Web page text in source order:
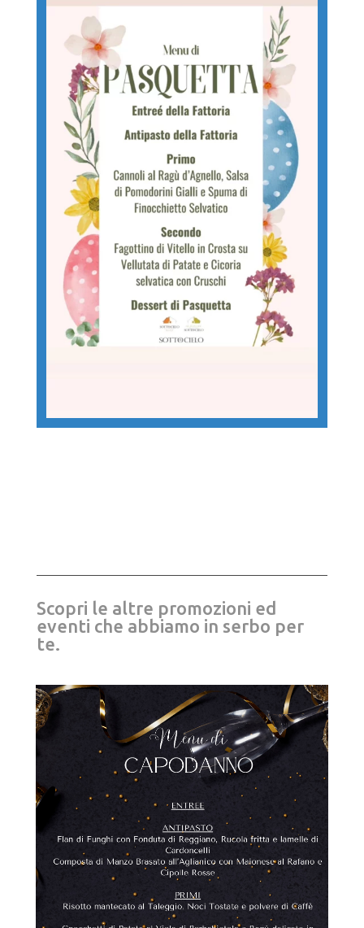
Scopri le altre promozioni ed
eventi che abbiamo in serbo per
te.